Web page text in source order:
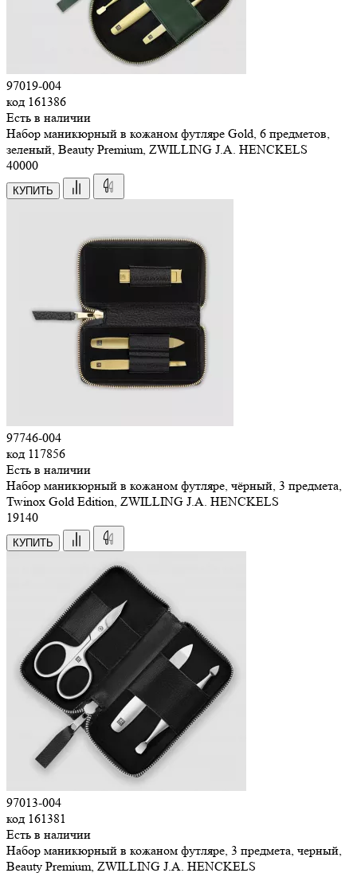
97019-004
код 161386
Есть в наличии
Набор маникюрный в кожаном футляре Gold, 6 предметов,
зеленый, Beauty Premium, ZWILLING J.A. HENCKELS
40000
КУПИТЬ
97746-004
код 117856
Есть в наличии
Набор маникюрный в кожаном футляре, чёрный, 3 предмета,
Twinox Gold Edition, ZWILLING J.A. HENCKELS
19140
КУПИТЬ
97013-004
код 161381
Есть в наличии
Набор маникюрный в кожаном футляре, 3 предмета, черный,
Beauty Premium, ZWILLING J.A. HENCKELS